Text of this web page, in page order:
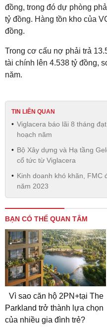
đồng, trong đó dự phòng
tỷ đồng. Hàng tồn kho của
đồng.
Trong cơ cấu nợ phải trả
tài chính lên 4.538 tỷ đồng,
năm.
TIN LIÊN QUAN
Viglacera báo lãi 8 tháng
hoạch năm
Bộ Xây dựng và Hạ tầng
cổ tức từ Viglacera
Kinh doanh khó khăn, FMC
năm 2023
BẠN CÓ THỂ QUAN TÂM
Vì sao căn hộ 2PN+tại The
Parkland trở thành lựa chọn
của nhiều gia đình trẻ?